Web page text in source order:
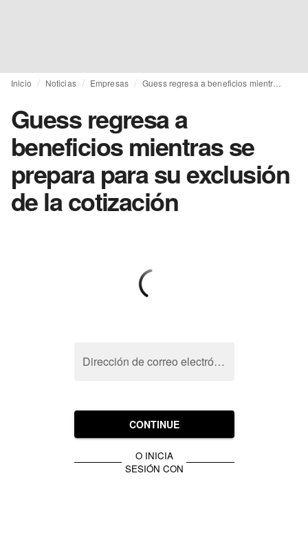
Inicio Noticias Empresas
Guess regresa a
beneficios mientras se
prepara para su exclusión
de la cotización
Dirección de correo electrónico
CONTINUE
O INICIA
SESIÓN CON